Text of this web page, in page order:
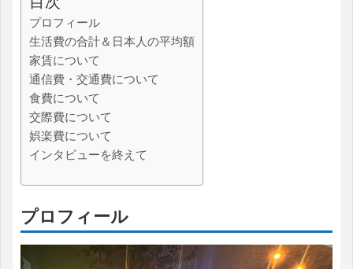
プロフィール
生活費の合計＆日本人の平均額
家賃について
通信費・交通費について
食費について
交際費について
娯楽費について
インタビューを終えて
プロフィール